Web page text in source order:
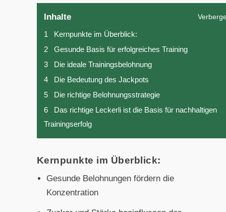
Inhalte
1
Kernpunkte im Überblick:
2
Gesunde Basis für erfolgreiches Training
3
Die ideale Trainingsbelohnung
4
Die Bedeutung des Jackpots
5
Die richtige Belohnungsstrategie
6
Das richtige Leckerli ist die Basis für nachhaltigen
Trainingserfolg
Kernpunkte im Überblick:
Gesunde Belohnungen fördern die
Konzentration